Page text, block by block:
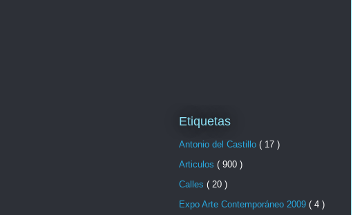
Etiquetas
Antonio del Castillo ( 17 )
Articulos ( 900 )
Calles ( 20 )
Expo Arte Contemporáneo 2009 ( 4 )